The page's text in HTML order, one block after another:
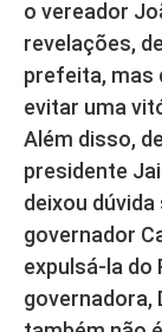
o vereador
revelações,
prefeita, mas
evitar uma
Além disso,
presidente
deixou
governador
expulsá-la do
governadora,